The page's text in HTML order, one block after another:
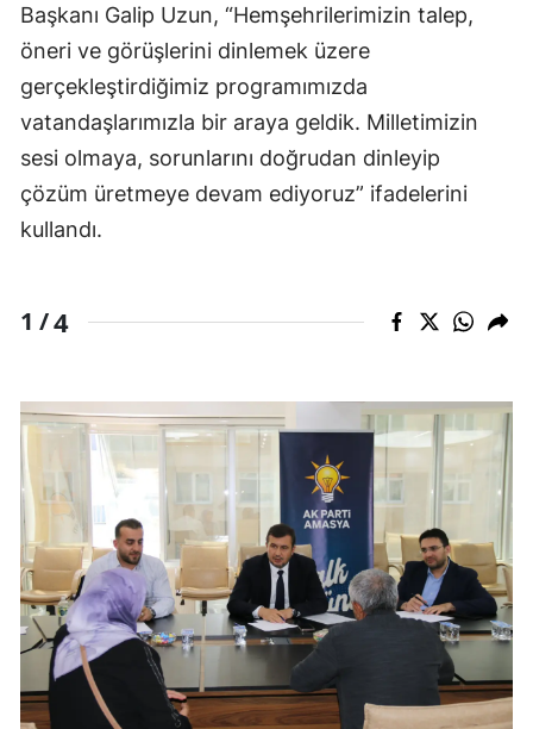
Başkanı Galip Uzun, “Hemşehrilerimizin talep,
öneri ve görüşlerini dinlemek üzere
gerçekleştirdiğimiz programımızda
vatandaşlarımızla bir araya geldik. Milletimizin
sesi olmaya, sorunlarını doğrudan dinleyip
çözüm üretmeye devam ediyoruz” ifadelerini
kullandı.
1 /4